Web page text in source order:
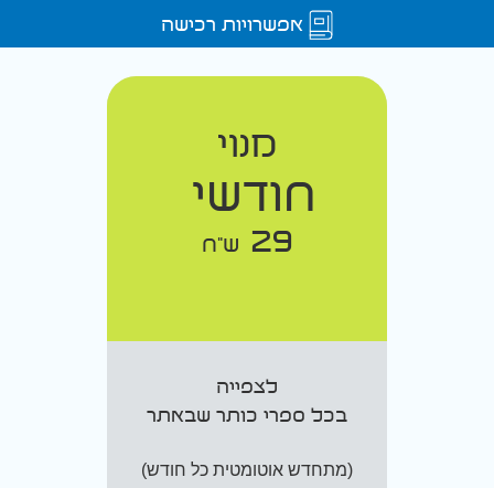
אפשרויות רכישה
מנוי
חודשי
29 ש"ח
לצפייה
בכל ספרי כותר שבאתר
(מתחדש אוטומטית כל חודש)